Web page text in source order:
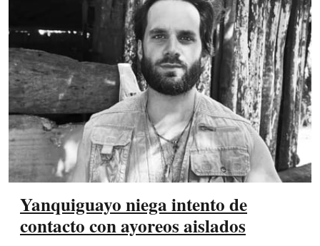
Yanquiguayo niega intento de
contacto con ayoreos aislados